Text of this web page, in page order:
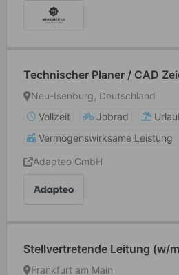
Technischer Planer / CAD
Neu-Isenburg, Deutschland
Vollzeit
Jobrad
Vermögenswirksame Leistung
Adapteo GmbH
Stellvertretende Leitung (w/
Frankfurt am Main